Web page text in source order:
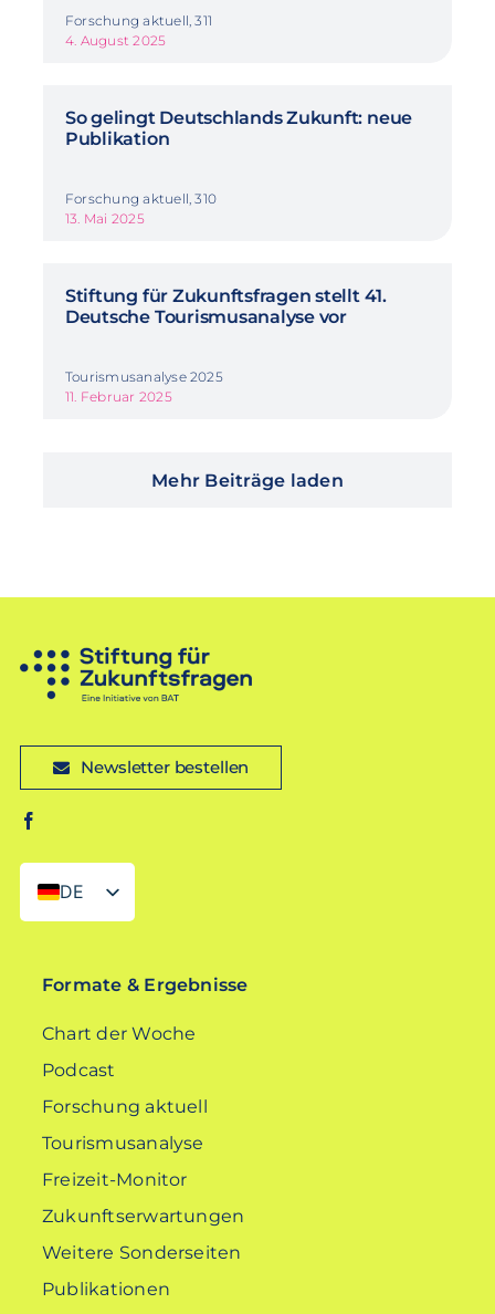
Forschung aktuell, 311
4. August 2025
So gelingt Deutschlands Zukunft: neue
Publikation
Forschung aktuell, 310
13. Mai 2025
Stiftung für Zukunftsfragen stellt 41.
Deutsche Tourismusanalyse vor
Tourismusanalyse 2025
11. Februar 2025
Mehr Beiträge laden
Newsletter bestellen
DE
EN
Formate & Ergebnisse
Chart der Woche
Podcast
Forschung aktuell
Tourismusanalyse
Freizeit-Monitor
Zukunftserwartungen
Weitere Sonderseiten
Publikationen